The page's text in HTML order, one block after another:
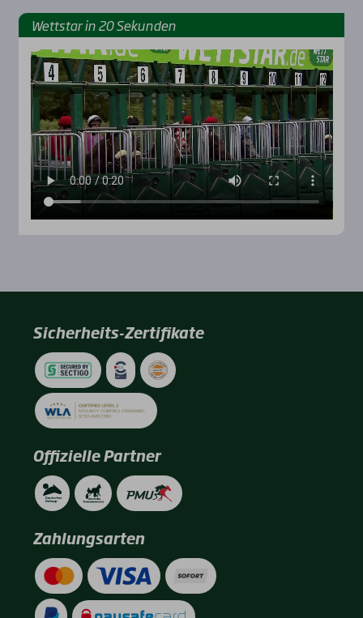
Wett­star in 20 Sekun­den
Sicherheits-Zertifikate
Offizielle Partner
Zahlungsarten